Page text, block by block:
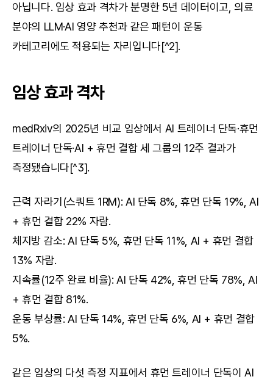
아닙니다. 임상 효과 격차가 분명한 5년 데이터이고, 의료
분야의 LLM·AI 영양 추천과 같은 패턴이 운동
카테고리에도 적용되는 자리입니다[^2].
임상 효과 격차
medRxiv의 2025년 비교 임상에서 AI 트레이너 단독·휴먼
트레이너 단독·AI + 휴먼 결합 세 그룹의 12주 결과가
측정됐습니다[^3].
근력 자라기(스쿼트 1RM): AI 단독 8%, 휴먼 단독 19%, AI
+ 휴먼 결합 22% 자람.
체지방 감소: AI 단독 5%, 휴먼 단독 11%, AI + 휴먼 결합
13% 자람.
지속률(12주 완료 비율): AI 단독 42%, 휴먼 단독 78%, AI
+ 휴먼 결합 81%.
운동 부상률: AI 단독 14%, 휴먼 단독 6%, AI + 휴먼 결합
5%.
같은 임상의 다섯 측정 지표에서 휴먼 트레이너 단독이 AI